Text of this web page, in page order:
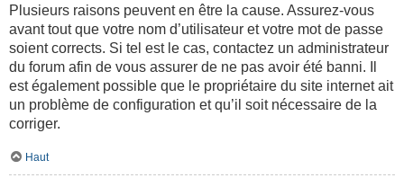
Plusieurs raisons peuvent en être la cause. Assurez-vous
avant tout que votre nom d’utilisateur et votre mot de passe
soient corrects. Si tel est le cas, contactez un administrateur
du forum afin de vous assurer de ne pas avoir été banni. Il
est également possible que le propriétaire du site internet ait
un problème de configuration et qu’il soit nécessaire de la
corriger.
Haut